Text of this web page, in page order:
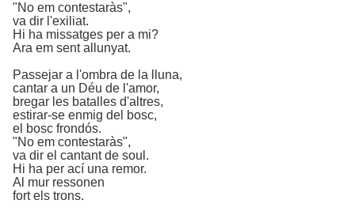
"No em contestaràs",
va dir l'exiliat.
Hi ha missatges per a mi?
Ara em sent allunyat.
Passejar a l'ombra de la lluna,
cantar a un Déu de l'amor,
bregar les batalles d'altres,
estirar-se enmig del bosc,
el bosc frondós.
"No em contestaràs",
va dir el cantant de soul.
Hi ha per ací una remor.
Al mur ressonen
fort els trons.